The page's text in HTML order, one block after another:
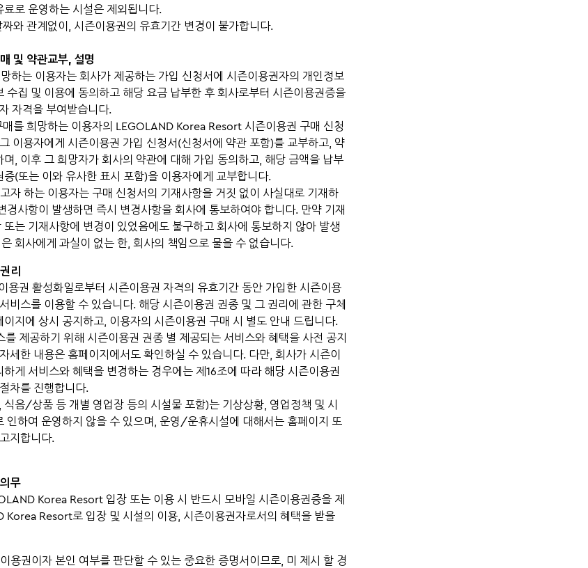
로 운영하는 시설은 제외됩니다.
와 관계없이, 시즌이용권의 유효기간 변경이 불가합니다.
및 약관교부, 설명
하는 이용자는 회사가 제공하는 가입 신청서에 시즌이용권자의 개인정보
수집 및 이용에 동의하고 해당 요금 납부한 후 회사로부터 시즌이용권증을
자격을 부여받습니다.
를 희망하는 이용자의 LEGOLAND Korea Resort 시즌이용권 구매 신청
이용자에게 시즌이용권 가입 신청서(신청서에 약관 포함)를 교부하고, 약
, 이후 그 희망자가 회사의 약관에 대해 가입 동의하고, 해당 금액을 납부
(또는 이와 유사한 표시 포함)을 이용자에게 교부합니다.
자 하는 이용자는 구매 신청서의 기재사항을 거짓 없이 사실대로 기재하
경사항이 발생하면 즉시 변경사항을 회사에 통보하여야 합니다. 만약 기재
는 기재사항에 변경이 있었음에도 불구하고 회사에 통보하지 않아 발생
회사에게 과실이 없는 한, 회사의 책임으로 물을 수 없습니다.
리
용권 활성화일로부터 시즌이용권 자격의 유효기간 동안 가입한 시즌이용
비스를 이용할 수 있습니다. 해당 시즌이용권 권종 및 그 권리에 관한 구체
지에 상시 공지하고, 이용자의 시즌이용권 구매 시 별도 안내 드립니다.
제공하기 위해 시즌이용권 권종 별 제공되는 서비스와 혜택을 사전 공지
세한 내용은 홈페이지에서도 확인하실 수 있습니다. 다만, 회사가 시즌이
게 서비스와 혜택을 변경하는 경우에는 제16조에 따라 해당 시즌이용권
차를 진행합니다.
음/상품 등 개별 영업장 등의 시설물 포함)는 기상상황, 영업정책 및 시
인하여 운영하지 않을 수 있으며, 운영/운휴시설에 대해서는 홈페이지 또
지합니다.
무
Korea Resort 입장 또는 이용 시 반드시 모바일 시즌이용권증을 제
Korea Resort로 입장 및 시설의 이용, 시즌이용권자로서의 혜택을 받을
용권이자 본인 여부를 판단할 수 있는 중요한 증명서이므로, 미 제시 할 경